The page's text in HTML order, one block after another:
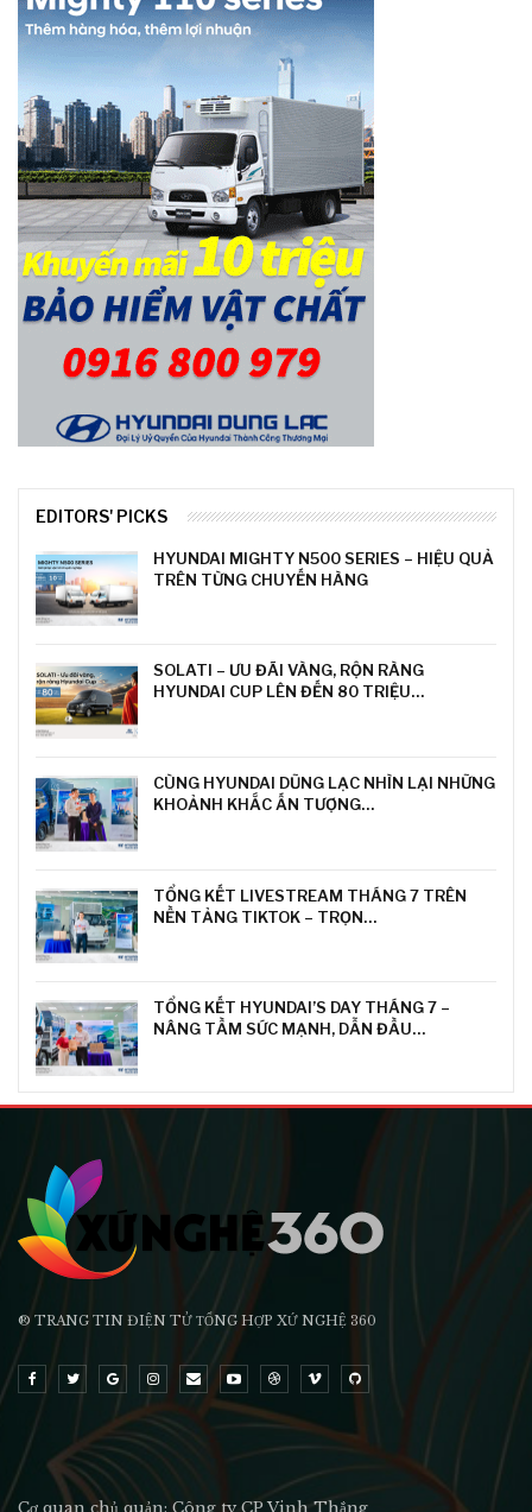
EDITORS' PICKS
HYUNDAI MIGHTY N500 SERIES – HIỆU QUẢ
TRÊN TỪNG CHUYẾN HÀNG
SOLATI – ƯU ĐÃI VÀNG, RỘN RÀNG
HYUNDAI CUP LÊN ĐẾN 80 TRIỆU…
CÙNG HYUNDAI DŨNG LẠC NHÌN LẠI NHỮNG
KHOẢNH KHẮC ẤN TƯỢNG…
TỔNG KẾT LIVESTREAM THÁNG 7 TRÊN
NỀN TẢNG TIKTOK – TRỌN…
TỔNG KẾT HYUNDAI’S DAY THÁNG 7 –
NÂNG TẦM SỨC MẠNH, DẪN ĐẦU…
® TRANG TIN ĐIỆN TỬ ТỔNG HỢP XỨ NGHỆ 360